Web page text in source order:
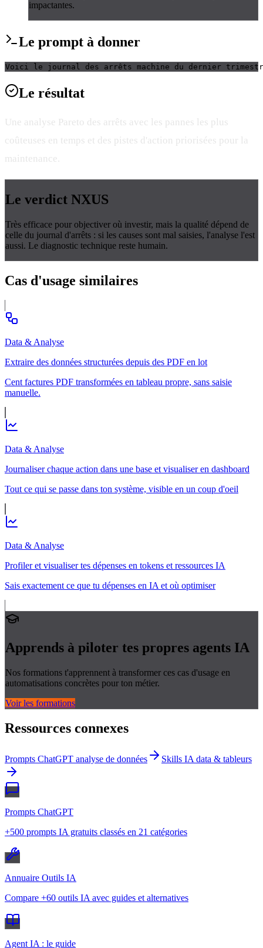
impactantes.
Le prompt à donner
Voici le journal des arrêts machine du dernier
Le résultat
Une analyse Pareto des arrêts avec les pannes les plus
coûteuses en temps et des pistes d'action priorisées pour la
maintenance.
Le verdict NXUS
Très efficace pour objectiver où investir, mais la qualité dépend de
celle du journal d'arrêts : si les causes sont mal saisies, l'analyse l'est
aussi. Le diagnostic technique reste humain.
Cas d'usage similaires
Data & Analyse
Extraire des données structurées depuis des PDF en lot
Cent factures PDF transformées en tableau propre, sans saisie
manuelle.
Data & Analyse
Journaliser chaque action dans une base et visualiser en dashboard
Tout ce qui se passe dans ton système, visible en un coup d'oeil
Data & Analyse
Profiler et visualiser tes dépenses en tokens et ressources IA
Sais exactement ce que tu dépenses en IA et où optimiser
Apprends à piloter tes propres agents IA
Nos formations t'apprennent à transformer ces cas d'usage en
automatisations concrètes pour ton métier.
Voir les formations
Ressources connexes
Prompts ChatGPT analyse de données Skills IA data & tableurs
Prompts ChatGPT
+500 prompts IA gratuits classés en 21 catégories
Annuaire Outils IA
Compare +60 outils IA avec guides et alternatives
Agent IA : le guide